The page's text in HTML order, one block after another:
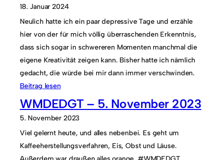
18. Januar 2024
Neulich hatte ich ein paar depressive Tage und erzähle
hier von der für mich völlig überraschenden Erkenntnis,
dass sich sogar in schwereren Momenten manchmal die
eigene Kreativität zeigen kann. Bisher hatte ich nämlich
gedacht, die würde bei mir dann immer verschwinden.
Beitrag lesen
WMDEDGT – 5. November 2023
5. November 2023
Viel gelernt heute, und alles nebenbei. Es geht um
Kaffeeherstellungsverfahren, Eis, Obst und Läuse.